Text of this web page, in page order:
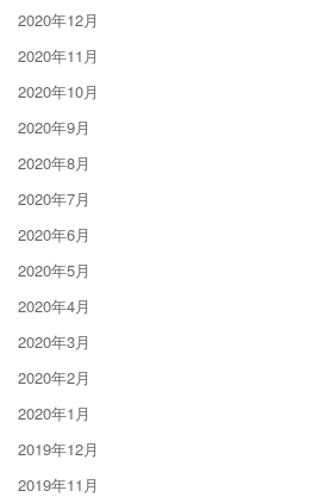
2020年12月
2020年11月
2020年10月
2020年9月
2020年8月
2020年7月
2020年6月
2020年5月
2020年4月
2020年3月
2020年2月
2020年1月
2019年12月
2019年11月